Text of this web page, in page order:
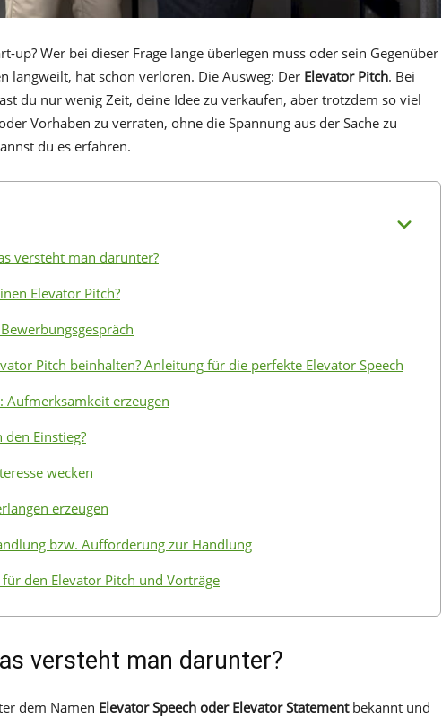
up? Wer bei dieser Frage lange überlegen muss oder sein Gegenüber
langweilt, hat schon verloren. Die Ausweg: Der Elevator Pitch. Bei
du nur wenig Zeit, deine Idee zu verkaufen, aber trotzdem so viel
Vorhaben zu verraten, ohne die Spannung aus der Sache zu
du es erfahren.
versteht man darunter?
Elevator Pitch?
Pitch beinhalten? Anleitung für die perfekte Elevator Speech
Aufmerksamkeit erzeugen
Einstieg?
wecken
erzeugen
bzw. Aufforderung zur Handlung
den Elevator Pitch und Vorträge
versteht man darunter?
dem Namen Elevator Speech oder Elevator Statementbekannt und